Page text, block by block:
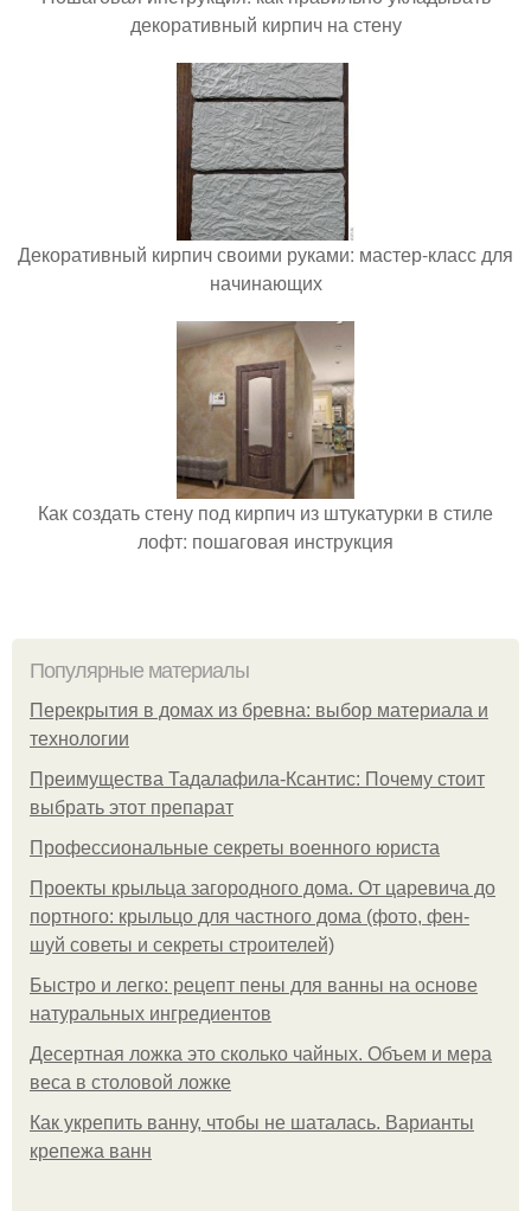
декоративный кирпич на стену
Декоративный кирпич своими руками: мастер-класс для
начинающих
Как создать стену под кирпич из штукатурки в стиле
лофт: пошаговая инструкция
Популярные материалы
Перекрытия в домах из бревна: выбор материала и
технологии
Преимущества Тадалафила-Ксантис: Почему стоит
выбрать этот препарат
Профессиональные секреты военного юриста
Проекты крыльца загородного дома. От царевича до
портного: крыльцо для частного дома (фото, фен-
шуй советы и секреты строителей)
Быстро и легко: рецепт пены для ванны на основе
натуральных ингредиентов
Десертная ложка это сколько чайных. Объем и мера
веса в столовой ложке
Как укрепить ванну, чтобы не шаталась. Варианты
крепежа ванн